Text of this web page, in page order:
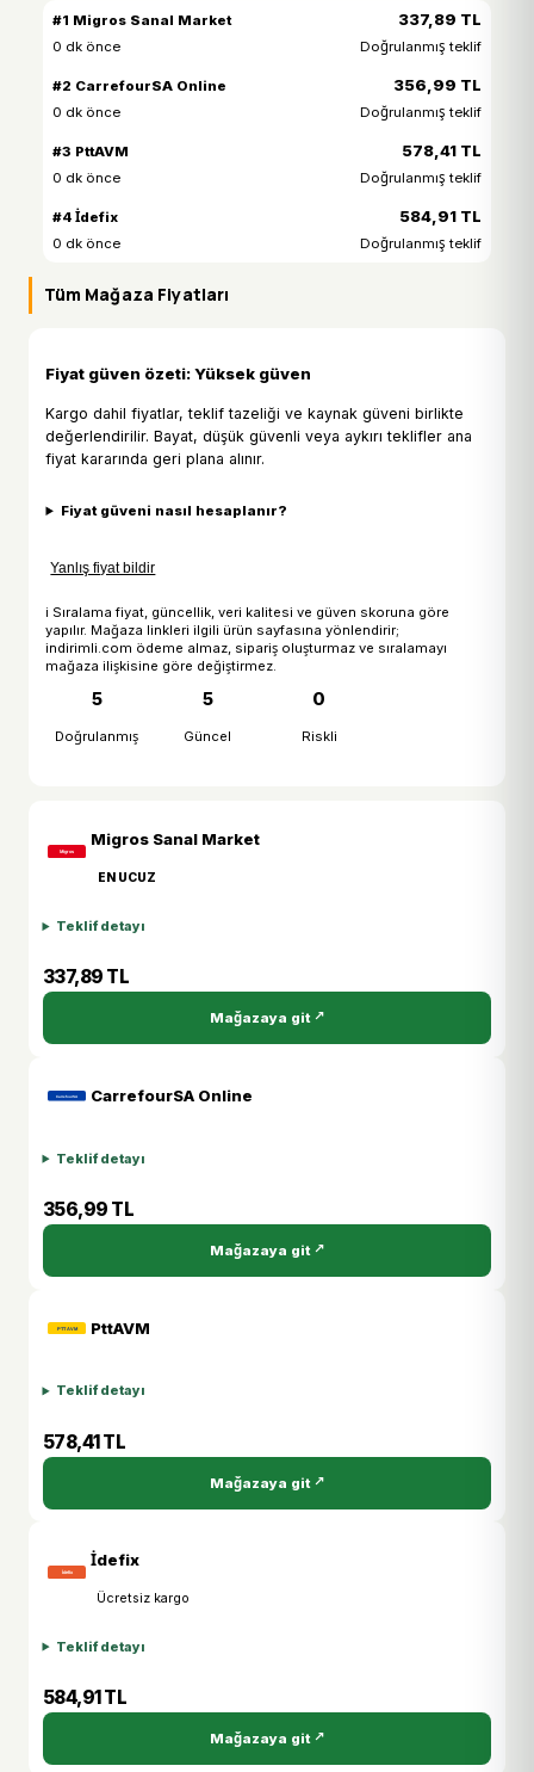
#1 Migros Sanal Market 337,89 TL
0 dk önce Doğrulanmış teklif
#2 CarrefourSA Online 356,99 TL
0 dk önce Doğrulanmış teklif
#3 PttAVM 578,41 TL
0 dk önce Doğrulanmış teklif
#4 İdefix 584,91 TL
0 dk önce Doğrulanmış teklif
Tüm Mağaza Fiyatları
Fiyat güven özeti: Yüksek güven
Kargo dahil fiyatlar, teklif tazeliği ve kaynak güveni birlikte
değerlendirilir. Bayat, düşük güvenli veya aykırı teklifler ana
fiyat kararında geri plana alınır.
Fiyat güveni nasıl hesaplanır?
Yanlış fiyat bildir
ℹ Sıralama fiyat, güncellik, veri kalitesi ve güven skoruna göre
yapılır. Mağaza linkleri ilgili ürün sayfasına yönlendirir;
indirimli.com ödeme almaz, sipariş oluşturmaz ve sıralamayı
mağaza ilişkisine göre değiştirmez.
5
Doğrulanmış
5
Güncel
0
Riskli
Migros Sanal Market
EN UCUZ
Teklif detayı
337,89 TL
Mağazaya git
CarrefourSA Online
Teklif detayı
356,99 TL
Mağazaya git
PttAVM
Teklif detayı
578,41 TL
Mağazaya git
İdefix
Ücretsiz kargo
Teklif detayı
584,91 TL
Mağazaya git